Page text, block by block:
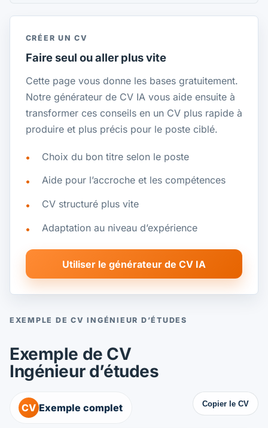
EXEMPLE DE CV INGÉNIEUR D’ÉTUDES
Exemple de CV
Ingénieur d’études
CV Exemple complet Copier le CV
CRÉER UN CV
Faire seul ou aller plus vite
Cette page vous donne les bases gratuitement.
Notre générateur de CV IA vous aide ensuite à
transformer ces conseils en un CV plus rapide à
produire et plus précis pour le poste ciblé.
Choix du bon titre selon le poste
Aide pour l’accroche et les compétences
CV structuré plus vite
Adaptation au niveau d’expérience
Utiliser le générateur de CV IA